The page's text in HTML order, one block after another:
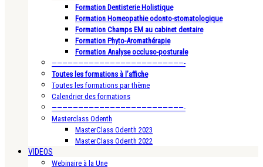
Formation Dentisterie Holistique
Formation Homeopathie odonto-stomatologique
Formation Champs EM au cabinet dentaire
Formation Phyto-Aromathérapie
Formation Analyse occluso-posturale
—————————————————————————-
Toutes les formations à l’affiche
Toutes les formations par thème
Calendrier des formations
—————————————————————————-
Masterclass Odenth
MasterClass Odenth 2023
MasterClass Odenth 2022
VIDEOS
Webinaire à la Une